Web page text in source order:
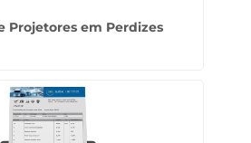
Projetores em Perdizes